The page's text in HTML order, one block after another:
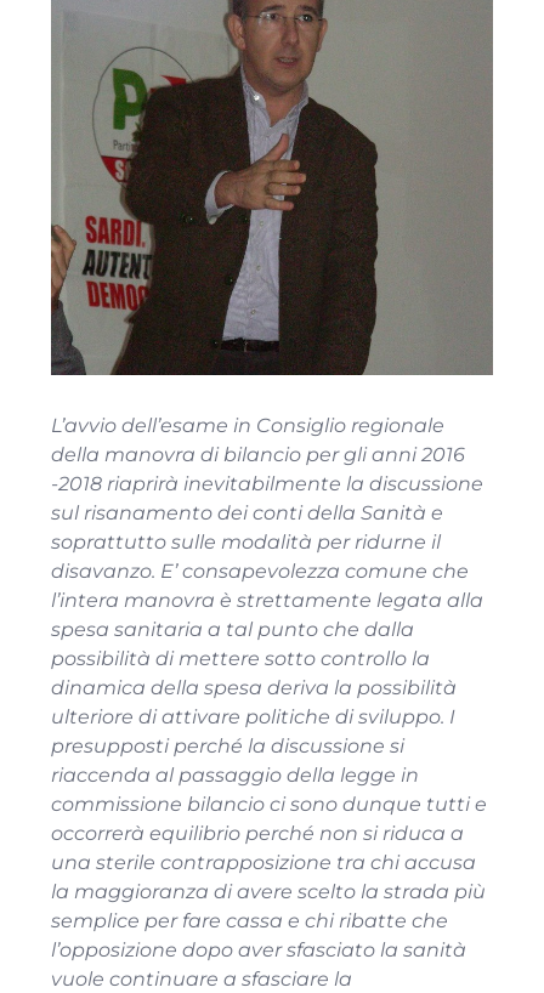
L’avvio dell’esame in Consiglio regionale
della manovra di bilancio per gli anni 2016
-2018 riaprirà inevitabilmente la discussione
sul risanamento dei conti della Sanità e
soprattutto sulle modalità per ridurne il
disavanzo. E’ consapevolezza comune che
l’intera manovra è strettamente legata alla
spesa sanitaria a tal punto che dalla
possibilità di mettere sotto controllo la
dinamica della spesa deriva la possibilità
ulteriore di attivare politiche di sviluppo. I
presupposti perché la discussione si
riaccenda al passaggio della legge in
commissione bilancio ci sono dunque tutti e
occorrerà equilibrio perché non si riduca a
una sterile contrapposizione tra chi accusa
la maggioranza di avere scelto la strada più
semplice per fare cassa e chi ribatte che
l’opposizione dopo aver sfasciato la sanità
vuole continuare a sfasciare la